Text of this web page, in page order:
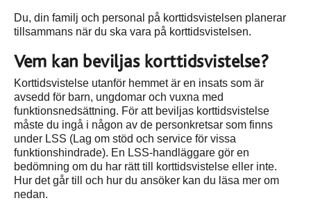
Du, din familj och personal på korttidsvistelsen planerar
tillsammans när du ska vara på korttidsvistelsen.
Vem kan beviljas korttidsvistelse?
Korttidsvistelse utanför hemmet är en insats som är
avsedd för barn, ungdomar och vuxna med
funktionsnedsättning. För att beviljas korttidsvistelse
måste du ingå i någon av de personkretsar som finns
under LSS (Lag om stöd och service för vissa
funktionshindrade). En LSS-handläggare gör en
bedömning om du har rätt till korttidsvistelse eller inte.
Hur det går till och hur du ansöker kan du läsa mer om
nedan.